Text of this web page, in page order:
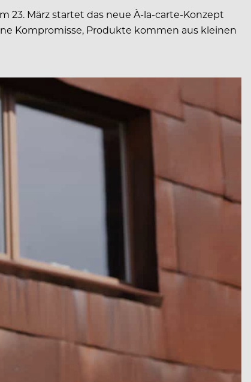
23. März startet das neue À-la-carte-Konzept
Kompromisse, Produkte kommen aus kleinen